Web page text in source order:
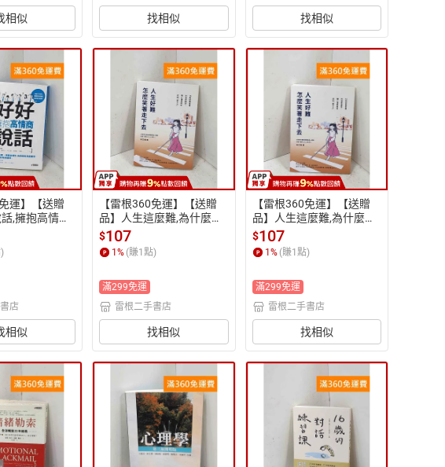
相似 找相似 找相似
運】【送贈
,擁抱高情商
T3476】
店
相似
【雷根360免運】【送贈
品】人生這麼難,為什麼有
人能笑著走下去?: #九成新
【P-T3469】
$107
1% (賺1點)
滿299免運
雷根二手書店
找相似
【雷根360免運】【送贈
品】人生這麼難,為什麼有
人能笑著走下去?: #九成新
【P-T3464】
$107
1 % (賺1 點)
滿299免運
雷根二手書店
找相似